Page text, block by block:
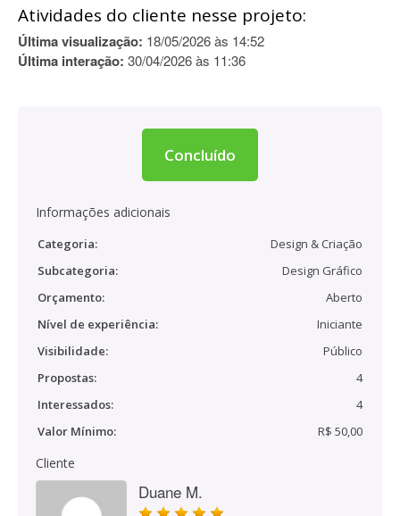
Atividades do cliente nesse projeto:
Última visualização: 18/05/2026 às 14:52
Última interação: 30/04/2026 às 11:36
Concluído
Informações adicionais
Categoria:
Design & Criação
Subcategoria:
Design Gráfico
Orçamento:
Aberto
Nível de experiência:
Iniciante
Visibilidade:
Público
Propostas:
4
Interessados:
4
Valor Mínimo:
R$ 50,00
Cliente
Duane M.